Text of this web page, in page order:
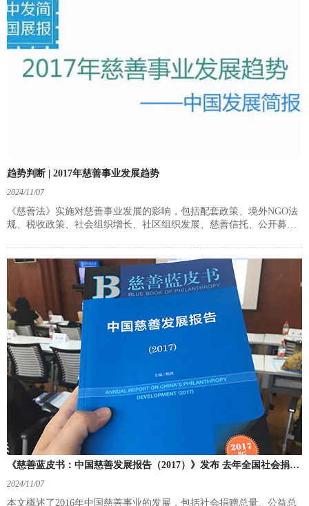
趋势判断 | 2017年慈善事业发展趋势
2024/11/07
《慈善法》实施对慈善事业发展的影响，包括配套政策、境外NGO法
规、税收政策、社会组织增长、社区组织发展、慈善信托、公开募捐
方面的具体变化和趋势。
《慈善蓝皮书：中国慈善发展报告（2017）》发布 去年全国社会捐赠
总量预期达1346亿元
2024/11/07
本文概述了2016年中国慈善事业的发展，包括社会捐赠总量、公益总